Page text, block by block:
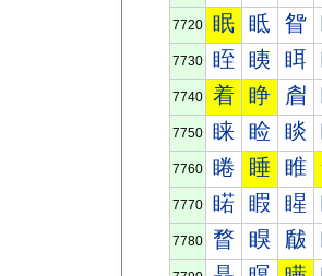
7720 眠 眡 眢
7730 眰 眱 眲
7740 着 睁 睂
7750 睐 睑 睒
7760 睠 睡 睢
7770 睰 睱 睲
7780 瞀 瞁 瞂